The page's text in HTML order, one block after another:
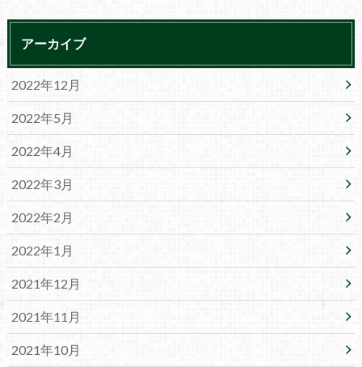
アーカイブ
2022年12月
2022年5月
2022年4月
2022年3月
2022年2月
2022年1月
2021年12月
2021年11月
2021年10月